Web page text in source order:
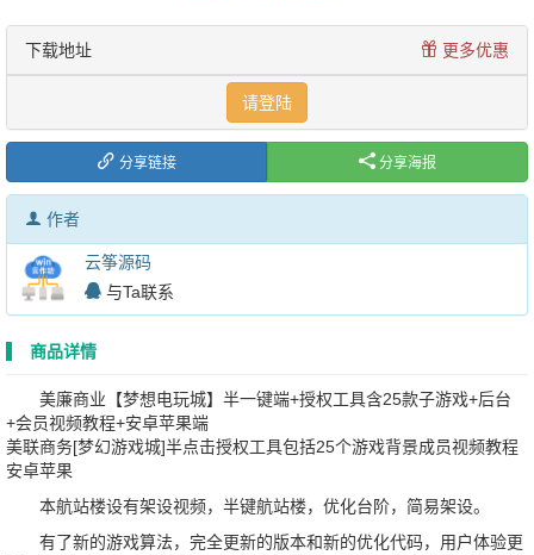
更多优惠
下载地址
请登陆
分享链接 分享海报
作者
云筝源码
与Ta联系
商品详情
美廉商业【梦想电玩城】半一键端+授权工具含25款子游戏+后台
+会员视频教程+安卓苹果端
美联商务[梦幻游戏城]半点击授权工具包括25个游戏背景成员视频教程
安卓苹果
本航站楼设有架设视频，半键航站楼，优化台阶，简易架设。
有了新的游戏算法，完全更新的版本和新的优化代码，用户体验更